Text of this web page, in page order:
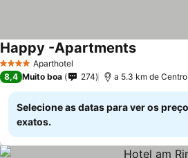
4 EstrelasAparthotel
Happy -Apartments
8,4 Muito boa 274 a 5.3 km de
Selecione as datas para ver os
exatos.